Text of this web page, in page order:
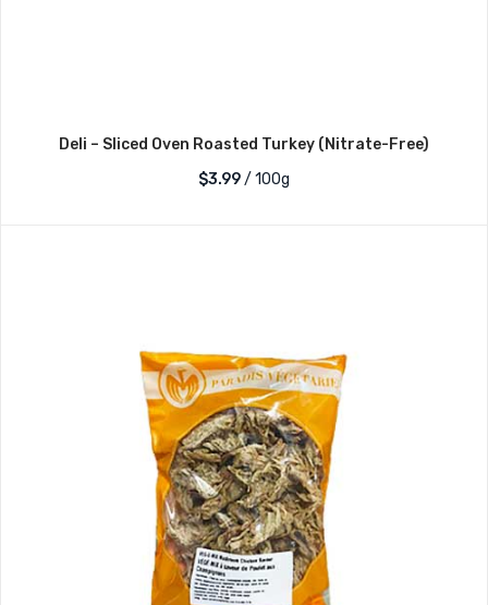
Deli – Sliced Oven Roasted Turkey (Nitrate-Free)
$3.99/ 100g